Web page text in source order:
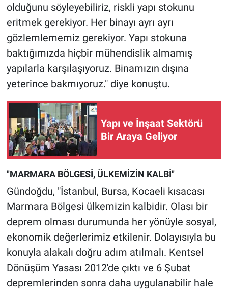
olduğunu söyleyebiliriz, riskli yapı stokunu
eritmek gerekiyor. Her binayı ayrı ayrı
gözlemlememiz gerekiyor. Yapı stokuna
baktığımızda hiçbir mühendislik almamış
yapılarla karşılaşıyoruz. Binamızın dışına
yeterince bakmıyoruz." diye konuştu.
Yapı ve İnşaat Sektörü
Bir Araya Geliyor
"MARMARA BÖLGESİ, ÜLKEMİZİN KALBİ"
Gündoğdu, "İstanbul, Bursa, Kocaeli kısacası
Marmara Bölgesi ülkemizin kalbidir. Olası bir
deprem olması durumunda her yönüyle sosyal,
ekonomik değerlerimiz etkilenir. Dolayısıyla bu
konuyla alakalı doğru adım atılmalı. Kentsel
Dönüşüm Yasası 2012'de çıktı ve 6 Şubat
depremlerinden sonra daha uygulanabilir hale